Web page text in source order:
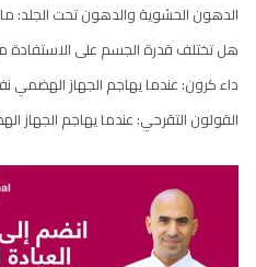
الدهون الحشوية والدهون تحت الجلد: ما
هل تختلف قدرة الجسم على الاستفادة
داء كرون: عندما يهاجم الجهاز الهضمي
القولون التقرحي: عندما يهاجم الجهاز